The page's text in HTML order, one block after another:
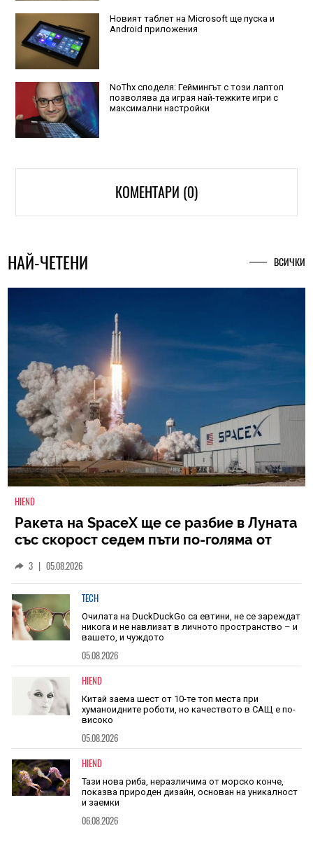
Новият таблет на Microsoft ще пуска и
Android приложения
NoThx споделя: Геймингът с този лаптоп
позволява да играя най-тежките игри с
максимални настройки
КОМЕНТАРИ (0)
НАЙ-ЧЕТЕНИ ВСИЧКИ
HIEND
Ракета на SpaceX ще се разбие в Луната
със скорост седем пъти по-голяма от
3 | 05.08.2026
TECH
Очилата на DuckDuckGo са евтини, не се зареждат
никога и не навлизат в личното пространство – и
вашето, и чуждото
05.08.2026
HIEND
Китай заема шест от 10-те топ места при
хуманоидните роботи, но качеството в САЩ е по-
високо
05.08.2026
HIEND
Тази нова риба, неразличима от морско конче,
показва природен дизайн, основан на уникалност
и заемки
06.08.2026